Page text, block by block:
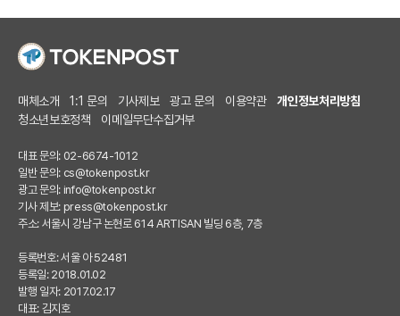
매체소개 1:1 문의 기사제보 광고 문의 이용약관
개인정보처리방침
청소년보호정책
이메일무단수집거부
대표 문의: 02-6674-1012
일반 문의: cs@tokenpost.kr
광고 문의: info@tokenpost.kr
기사 제보: press@tokenpost.kr
주소: 서울시 강남구 논현로 614 ARTISAN 빌딩 6층, 7층
등록번호: 서울 아 52481
등록일: 2018.01.02
발행 일자: 2017.02.17
대표: 김지호